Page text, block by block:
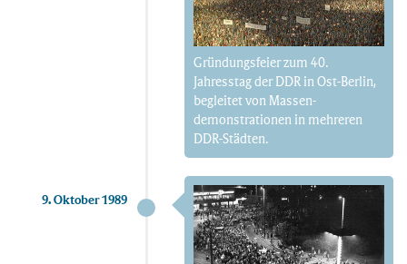
Gründungsfeier zum 40.
Jahresstag der DDR in Ost-Berlin,
begleitet von Massen­
demonstrationen in mehreren
DDR-Städten.
9. Oktober 1989